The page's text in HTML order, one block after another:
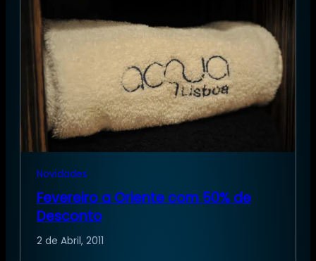
Novidades
Fevereiro a Oriente com 50% de
Desconto
2 de Abril, 2011